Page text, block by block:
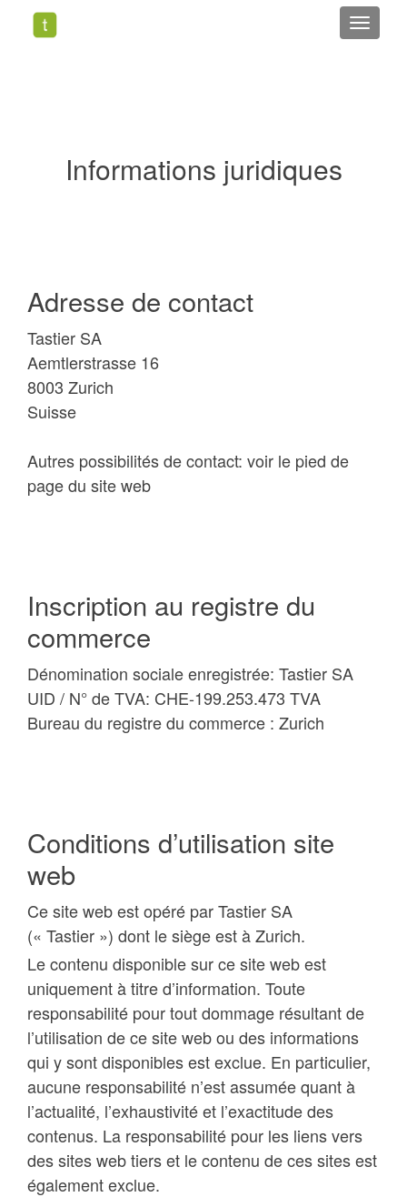
Informations juridiques
Adresse de contact
Tastier SA
Aemtlerstrasse 16
8003 Zurich
Suisse
Autres possibilités de contact: voir le pied de
page du site web
Inscription au registre du
commerce
Dénomination sociale enregistrée: Tastier SA
UID / N° de TVA: CHE-199.253.473 TVA
Bureau du registre du commerce : Zurich
Conditions d’utilisation site
web
Ce site web est opéré par Tastier SA
(« Tastier ») dont le siège est à Zurich.
Le contenu disponible sur ce site web est
uniquement à titre d’information. Toute
responsabilité pour tout dommage résultant de
l’utilisation de ce site web ou des informations
qui y sont disponibles est exclue. En particulier,
aucune responsabilité n’est assumée quant à
l’actualité, l’exhaustivité et l’exactitude des
contenus. La responsabilité pour les liens vers
des sites web tiers et le contenu de ces sites est
également exclue.